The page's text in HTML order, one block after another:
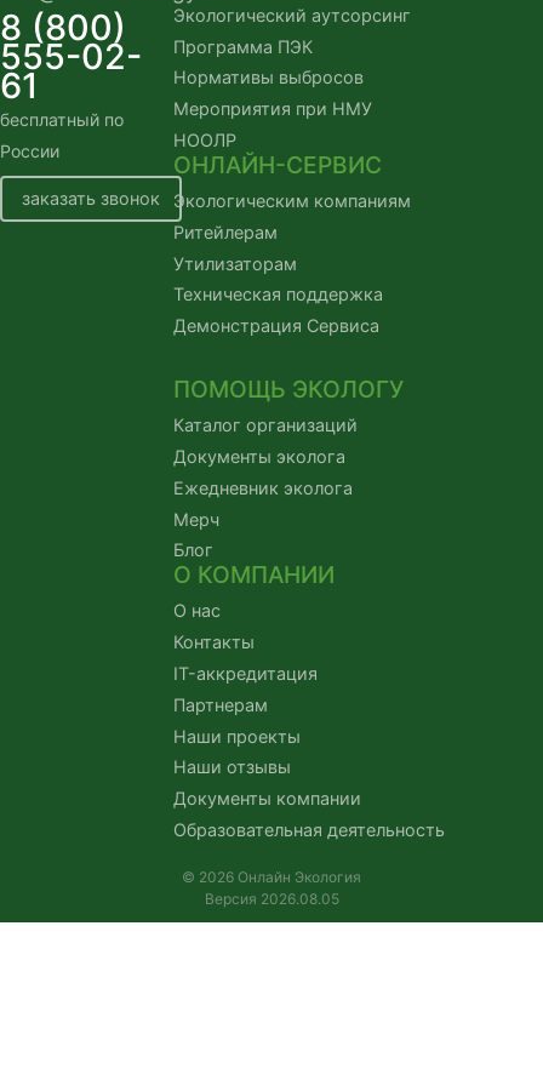
8 (800)
555-02-
61
бесплатный по
России
заказать звонок
Экологический аутсорсинг
Программа ПЭК
Нормативы выбросов
Мероприятия при НМУ
НООЛР
ОНЛАЙН-СЕРВИС
Экологическим компаниям
Ритейлерам
Утилизаторам
Техническая поддержка
Демонстрация Сервиса
ПОМОЩЬ ЭКОЛОГУ
Каталог организаций
Документы эколога
Ежедневник эколога
Мерч
Блог
О КОМПАНИИ
О нас
Контакты
IT-аккредитация
Партнерам
Наши проекты
Наши отзывы
Документы компании
Образовательная деятельность
© 2026 Онлайн Экология
Версия 2026.08.05